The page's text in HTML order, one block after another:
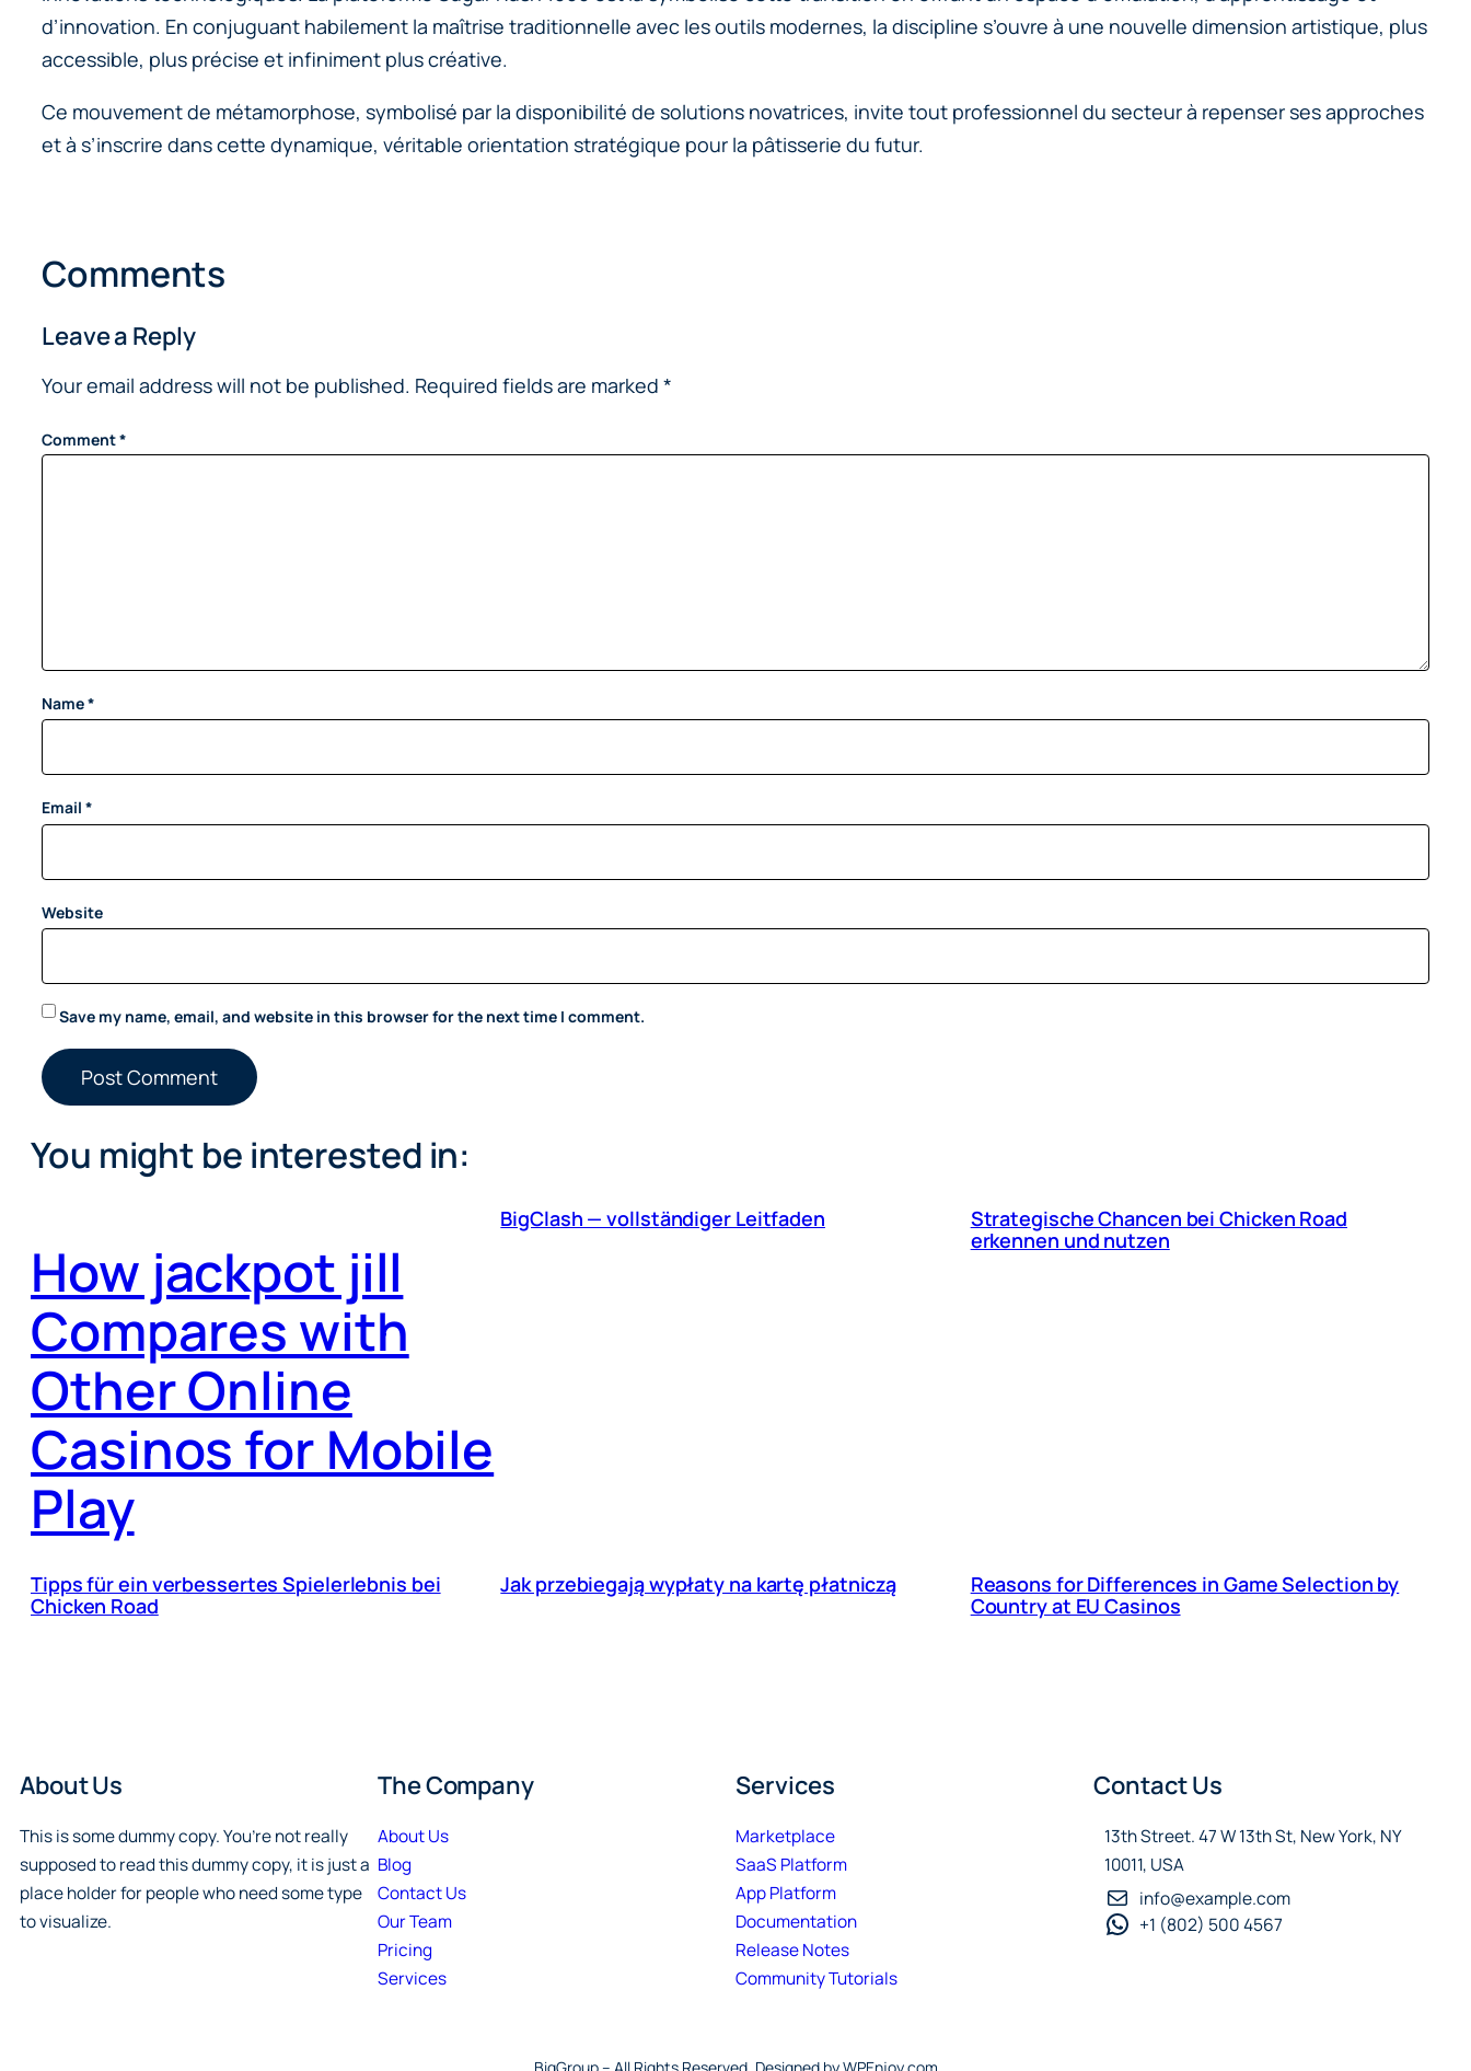
d’innovation. En conjuguant habilement la maîtrise traditionnelle avec les outils modernes, la discipline s’ouvre à une nouvelle dimension artistique, plus
accessible, plus précise et infiniment plus créative.
Ce mouvement de métamorphose, symbolisé par la disponibilité de solutions novatrices, invite tout professionnel du secteur à repenser ses approches
et à s’inscrire dans cette dynamique, véritable orientation stratégique pour la pâtisserie du futur.
Comments
Leave a Reply
Your email address will not be published. Required fields are marked *
Comment*
Name*
Email *
Website
Save my name, email, and website in this browser for the next time I comment.
You might be interested in:
How jackpot jill
Compares with
Other Online
Casinos for Mobile
Play
BigClash — vollständiger Leitfaden
Strategische Chancen bei Chicken Road
erkennen und nutzen
Tipps für ein verbessertes Spielerlebnis bei
Chicken Road
Jak przebiegają wypłaty na kartę płatniczą
Reasons for Differences in Game Selection by
Country at EU Casinos
About Us
This is some dummy copy. You’re not really
supposed to read this dummy copy, it is just a
place holder for people who need some type
to visualize.
The Company
About Us
Blog
Contact Us
Our Team
Pricing
Services
Services
Marketplace
SaaS Platform
App Platform
Documentation
Release Notes
Community Tutorials
Contact Us
13th Street. 47 W 13th St, New York, NY
10011, USA
info@example.com
+1 (802) 500 4567